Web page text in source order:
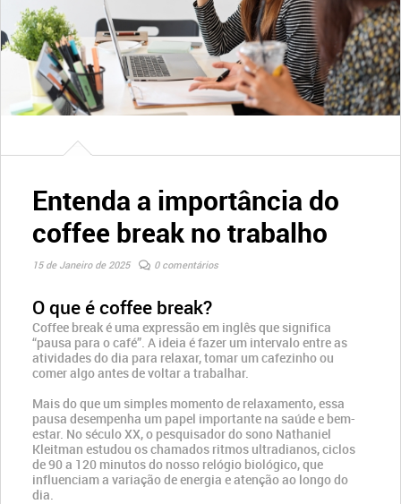
Entenda a importância do
coffee break no trabalho
15 de Janeiro de 2025 0 comentários
O que é coffee break?
Coffee break é uma expressão em inglês que significa
“pausa para o café”. A ideia é fazer um intervalo entre as
atividades do dia para relaxar, tomar um cafezinho ou
comer algo antes de voltar a trabalhar.
Mais do que um simples momento de relaxamento, essa
pausa desempenha um papel importante na saúde e bem-
estar. No século XX, o pesquisador do sono Nathaniel
Kleitman estudou os chamados ritmos ultradianos, ciclos
de 90 a 120 minutos do nosso relógio biológico, que
influenciam a variação de energia e atenção ao longo do
dia.